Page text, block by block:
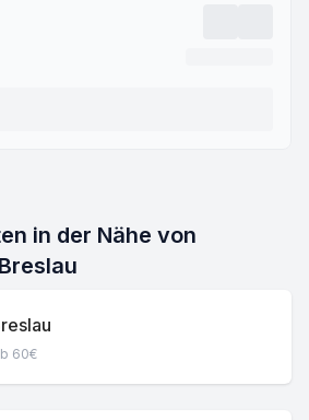
in der Nähe von
60€